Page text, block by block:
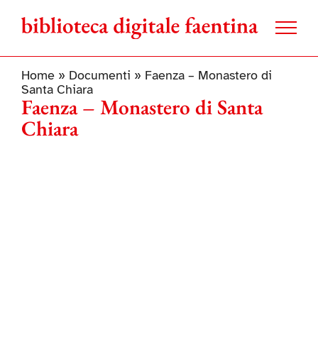
contenuto
Home» Documenti » Faenza – Monastero di
Santa Chiara
Faenza – Monastero di Santa
Chiara